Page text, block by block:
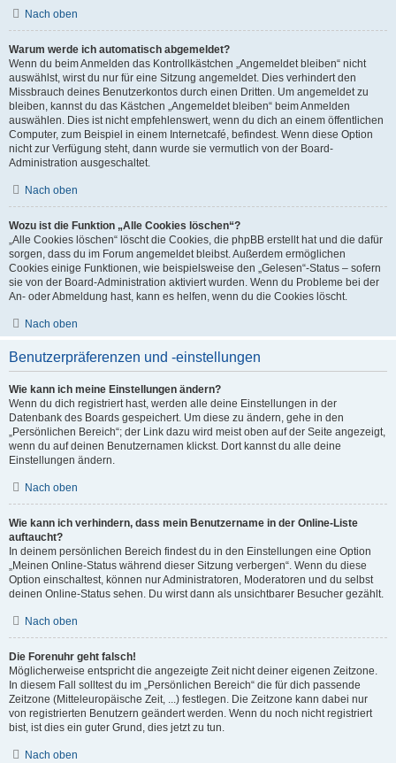
Nach oben
Warum werde ich automatisch abgemeldet?
Wenn du beim Anmelden das Kontrollkästchen „Angemeldet bleiben“ nicht
auswählst, wirst du nur für eine Sitzung angemeldet. Dies verhindert den
Missbrauch deines Benutzerkontos durch einen Dritten. Um angemeldet zu
bleiben, kannst du das Kästchen „Angemeldet bleiben“ beim Anmelden
auswählen. Dies ist nicht empfehlenswert, wenn du dich an einem öffentlichen
Computer, zum Beispiel in einem Internetcafé, befindest. Wenn diese Option
nicht zur Verfügung steht, dann wurde sie vermutlich von der Board-
Administration ausgeschaltet.
Nach oben
Wozu ist die Funktion „Alle Cookies löschen“?
„Alle Cookies löschen“ löscht die Cookies, die phpBB erstellt hat und die dafür
sorgen, dass du im Forum angemeldet bleibst. Außerdem ermöglichen
Cookies einige Funktionen, wie beispielsweise den „Gelesen“-Status – sofern
sie von der Board-Administration aktiviert wurden. Wenn du Probleme bei der
An- oder Abmeldung hast, kann es helfen, wenn du die Cookies löscht.
Nach oben
Benutzerpräferenzen und -einstellungen
Wie kann ich meine Einstellungen ändern?
Wenn du dich registriert hast, werden alle deine Einstellungen in der
Datenbank des Boards gespeichert. Um diese zu ändern, gehe in den
„Persönlichen Bereich“; der Link dazu wird meist oben auf der Seite angezeigt,
wenn du auf deinen Benutzernamen klickst. Dort kannst du alle deine
Einstellungen ändern.
Nach oben
Wie kann ich verhindern, dass mein Benutzername in der Online-Liste
auftaucht?
In deinem persönlichen Bereich findest du in den Einstellungen eine Option
„Meinen Online-Status während dieser Sitzung verbergen“. Wenn du diese
Option einschaltest, können nur Administratoren, Moderatoren und du selbst
deinen Online-Status sehen. Du wirst dann als unsichtbarer Besucher gezählt.
Nach oben
Die Forenuhr geht falsch!
Möglicherweise entspricht die angezeigte Zeit nicht deiner eigenen Zeitzone.
In diesem Fall solltest du im „Persönlichen Bereich“ die für dich passende
Zeitzone (Mitteleuropäische Zeit, ...) festlegen. Die Zeitzone kann dabei nur
von registrierten Benutzern geändert werden. Wenn du noch nicht registriert
bist, ist dies ein guter Grund, dies jetzt zu tun.
Nach oben